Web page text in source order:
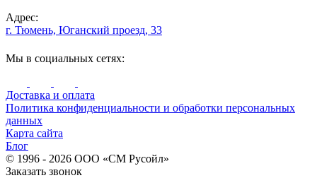
Адрес:
г. Тюмень, Юганский проезд, 33
Мы в социальных сетях:
Доставка и оплата
Политика конфиденциальности и обработки персональных
данных
Карта сайта
Блог
© 1996 - 2026 ООО «СМ Русойл»
Заказать звонок